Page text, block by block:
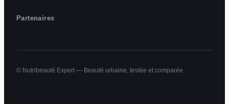
Partenaires
© Nutribeauté Expert — Beauté urbaine, testée et comparée